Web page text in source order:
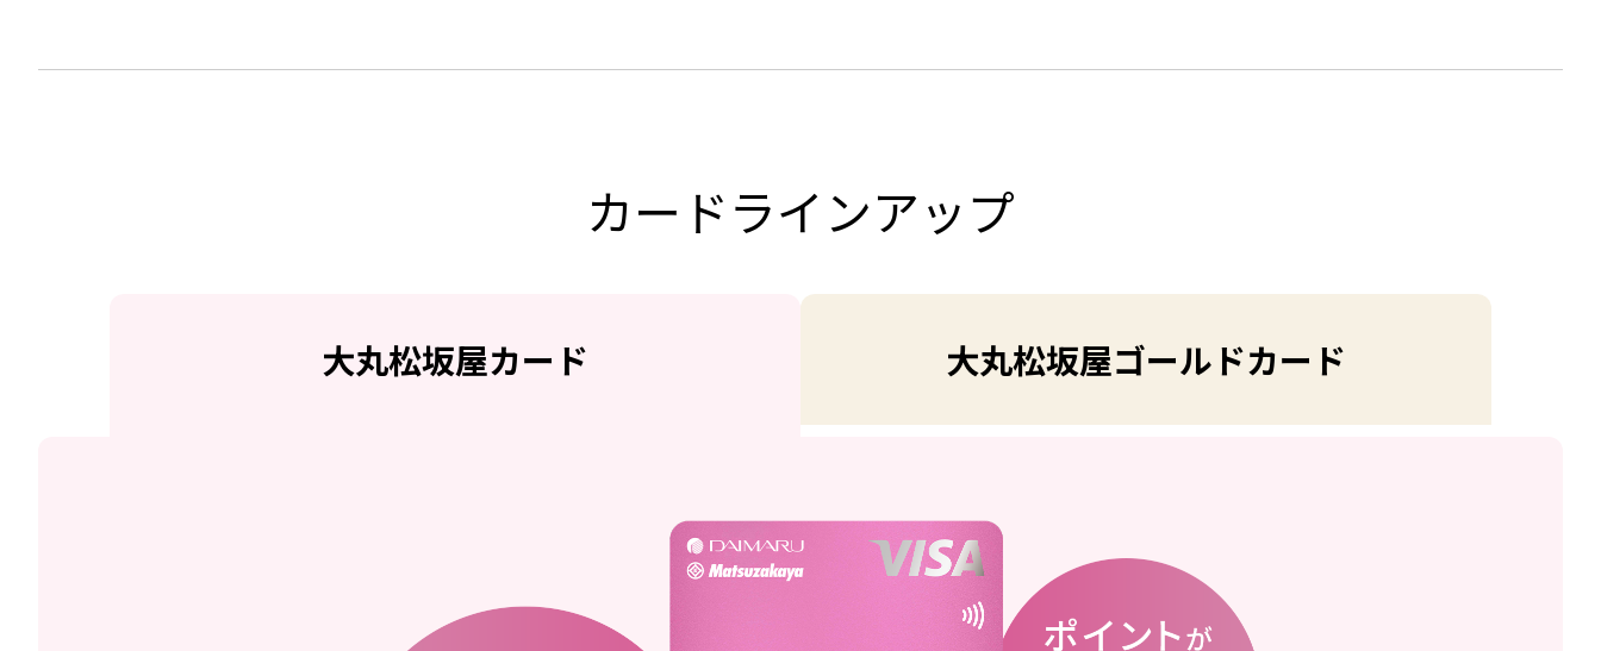
カードラインアップ
大丸松坂屋カード 大丸松坂屋ゴールドカード